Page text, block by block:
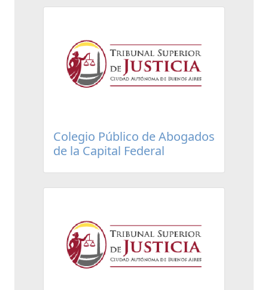
Colegio Público de Abogados
de la Capital Federal